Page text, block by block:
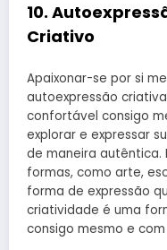
10.
Criativo
Apaixonar-se por si
autoexpressão
confortável consigo
explorar e expressar
de maneira autêntica.
formas, como arte,
forma de expressão
criatividade é uma
consigo mesmo e